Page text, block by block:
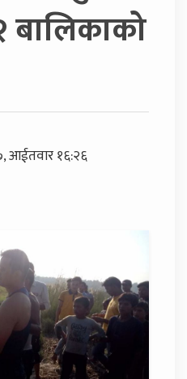
आईतवार १६:२६